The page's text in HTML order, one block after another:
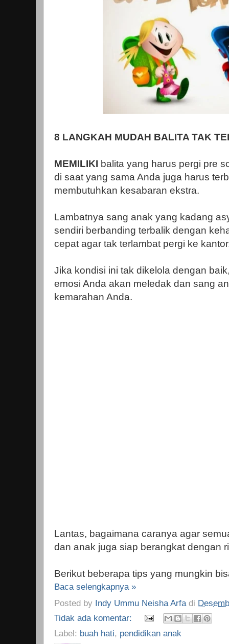
8 LANGKAH MUDAH BALITA TAK
MEMILIKI balita yang harus pergi pre
di saat yang sama Anda juga harus
membutuhkan kesabaran ekstra.
Lambatnya sang anak yang kadang
sendiri berbanding terbalik dengan
cepat agar tak terlambat pergi ke
Jika kondisi ini tak dikelola dengan
emosi Anda akan meledak dan sang
kemarahan Anda.
Lantas, bagaimana caranya agar
dan anak juga siap berangkat dengan
Berikut beberapa tips yang mungkin
Baca selengkapnya »
Posted by Indy Ummu Neisha Arfa di
Tidak ada komentar:
Label: buah hati, pendidikan anak